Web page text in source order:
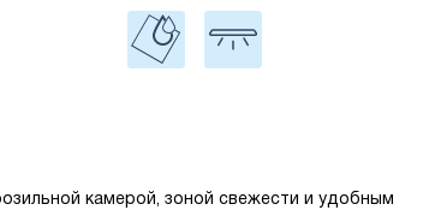
камерой, зоной свежести и удобным